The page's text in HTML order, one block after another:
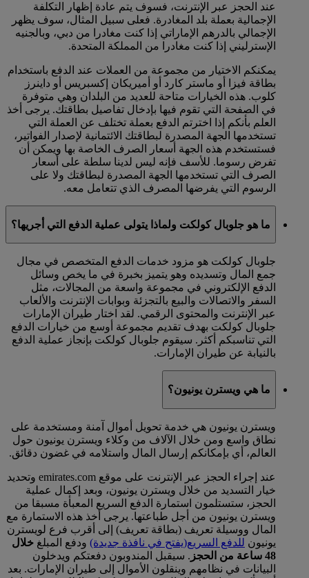
عند الحجز عبر الإنترنت، فسوف يتم عادة إظهار التكلفة
الإجمالية بعملة بلد المغادرة. فعلى سبيل المثال، سوف يظهر
الإجمالي بالدرهم الإماراتي إذا كنت مغادرا من دبي، وبالجنيه
الإسترليني إذا كنت مغادرا من المملكة المتحدة.
يمكنكم الاختيار من مجموعة من العملات عند الدفع باستخدام
بطاقة فيزا أو ماستر كارد أو أميريكان إكسبريس أو داينرز
كلوب. هذه الخيارات متاحة للعديد من البلدان وهي متوفرة
في الصفحة التي تقوم فيها بإدخال تفاصيل بطاقتك. يرجى أخذ
العلم بأنكم إذا اخترتم الدفع بعملة تختلف عن العملة التي
تستخدمها الجهة المصدرة لبطاقتك الائتمانية لإصدار الفواتير،
فستستخدم هذه الجهة أسعار الصرف الخاصة بها ويمكن أن
تفرض رسوما. للأسف فإنه ليس لدينا سلطة على أسعار
الصرف التي تستخدمها الجهة المصدرة لبطاقتك ولا على
الرسوم التي يفرضها المصرف الذي تتعامل معه.
ما هو جلوبال كولكت ولماذا يتولى عملية الدفع التي أجريها؟
جلوبال كولكت هو مزود خدمات الدفع المتخصص في مجال
جمع المال وتسديده وهو يتميز بخبرة في ما يخص وسائل
الدفع الإلكتروني في مجموعة واسعة من المجالات، مثل
السفر والاتصالات والبيع بالتجزئة وبوابات الإنترنت والألعاب
عبر الإنترنت والمحتوى الرقمي. لقد اختار طيران الإمارات
جلوبال كولكت بهدف تقديم مجموعة أوسع من خيارات الدفع
التي تناسبكم أكثر. سيقوم جلوبال كولكت بإنجاز عملية الدفع
بالنيابة عن طيران الإمارات.
ما هي ويسترن يونيون؟
ويسترن يونيون هي خدمة تحويل أموال آمنة ومستخدمة على
نطاق واسع ومن خلال الآلاف من وكلاء ويسترن يونيون حول
العالم، أي بإمكانكم إرسال المال واستلامه في غضون دقائق.
عند إجراء الحجز عبر الإنترنت على موقع emirates.com وتحديد
خيار التسديد من خلال ويسترن يونيون، وبعد إكمال عملية
الحجز، ستستلمون استمارة الدفع السريع المعبأة مسبقا من
ويسترن يونيون من أجل طباعتها. يرجى أخذ هذه الاستمارة مع
المال ووسيلة تعريف (بطاقة تعريف) إلى أقرب فرع لويسترن
يونيون للدفع السريع(يفتح في نافذة جديدة) ودفع المبلغ خلال
48 ساعة من الحجز
. سيقبل المندوبون دفعتكم ويدخلون
البيانات في نظامهم وينقلون الأموال إلى طيران الإمارات. بعد